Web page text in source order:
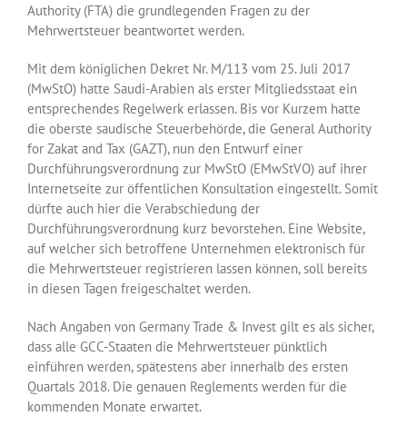
Authority (FTA) die grundlegenden Fragen zu der
Mehrwertsteuer beantwortet werden.
Mit dem königlichen Dekret Nr. M/113 vom 25. Juli 2017
(MwStO) hatte Saudi-Arabien als erster Mitgliedsstaat ein
entsprechendes Regelwerk erlassen. Bis vor Kurzem hatte
die oberste saudische Steuerbehörde, die General Authority
for Zakat and Tax (GAZT), nun den Entwurf einer
Durchführungsverordnung zur MwStO (EMwStVO) auf ihrer
Internetseite zur öffentlichen Konsultation eingestellt. Somit
dürfte auch hier die Verabschiedung der
Durchführungsverordnung kurz bevorstehen. Eine Website,
auf welcher sich betroffene Unternehmen elektronisch für
die Mehrwertsteuer registrieren lassen können, soll bereits
in diesen Tagen freigeschaltet werden.
Nach Angaben von Germany Trade & Invest gilt es als sicher,
dass alle GCC-Staaten die Mehrwertsteuer pünktlich
einführen werden, spätestens aber innerhalb des ersten
Quartals 2018. Die genauen Reglements werden für die
kommenden Monate erwartet.